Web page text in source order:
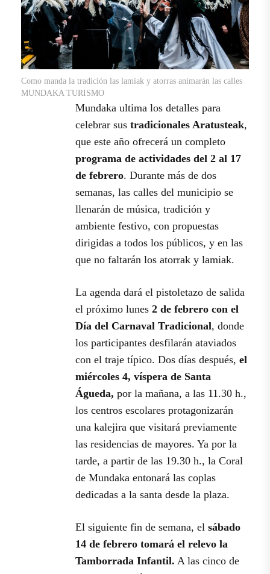
Como manda la tradición las lamiak y atorras animarán las calles
MUNDAKA TURISMO
Mundaka ultima los detalles para
celebrar sus tradicionales Aratusteak,
que este año ofrecerá un completo
programa de actividades del 2 al 17
de febrero. Durante más de dos
semanas, las calles del municipio se
llenarán de música, tradición y
ambiente festivo, con propuestas
dirigidas a todos los públicos, y en las
que no faltarán los atorrak y lamiak.
La agenda dará el pistoletazo de salida
el próximo lunes 2 de febrero con el
Día del Carnaval Tradicional, donde
los participantes desfilarán ataviados
con el traje típico. Dos días después, el
miércoles 4, víspera de Santa
Águeda, por la mañana, a las 11.30 h.,
los centros escolares protagonizarán
una kalejira que visitará previamente
las residencias de mayores. Ya por la
tarde, a partir de las 19.30 h., la Coral
de Mundaka entonará las coplas
dedicadas a la santa desde la plaza.
El siguiente fin de semana, el sábado
14 de febrero tomará el relevo la
Tamborrada Infantil. A las cinco de